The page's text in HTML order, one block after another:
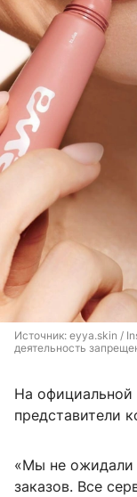
Источник: eyya.skin /
деятельность
На официальной
представители
«Мы не ожидали
заказов. Все